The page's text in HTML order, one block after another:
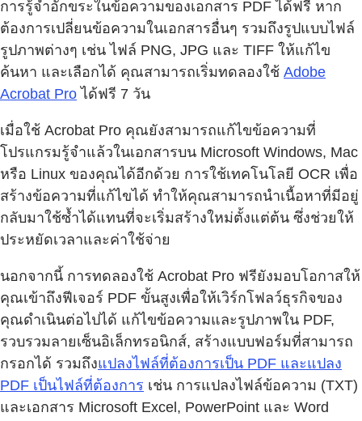
การรู้จำอักขระในข้อความของเอกสาร PDF ได้ฟรี หาก
ต้องการเปลี่ยนข้อความในเอกสารอื่นๆ รวมถึงรูปแบบไฟล์
รูปภาพต่างๆ เช่น ไฟล์ PNG, JPG และ TIFF ให้แก้ไข
ค้นหา และเลือกได้ คุณสามารถเริ่มทดลองใช้ Adobe
Acrobat Pro ได้ฟรี 7 วัน
เมื่อใช้ Acrobat Pro คุณยังสามารถแก้ไขข้อความที่
โปรแกรมรู้จำแล้วในเอกสารบน Microsoft Windows, Mac
หรือ Linux ของคุณได้อีกด้วย การใช้เทคโนโลยี OCR เพื่อ
สร้างข้อความที่แก้ไขได้ ทำให้คุณสามารถนำเนื้อหาที่มีอยู่
กลับมาใช้ซ้ำได้แทนที่จะเริ่มสร้างใหม่ตั้งแต่ต้น ซึ่งช่วยให้
ประหยัดเวลาและค่าใช้จ่าย
นอกจากนี้ การทดลองใช้ Acrobat Pro ฟรียังมอบโอกาสให้
คุณเข้าถึงฟีเจอร์ PDF ขั้นสูงเพื่อให้เวิร์กโฟลว์ธุรกิจของ
คุณดำเนินต่อไปได้ แก้ไขข้อความและรูปภาพใน PDF,
รวบรวมลายเซ็นอิเล็กทรอนิกส์, สร้างแบบฟอร์มที่สามารถ
กรอกได้ รวมถึงแปลงไฟล์ที่ต้องการเป็น PDF และแปลง
PDF เป็นไฟล์ที่ต้องการ เช่น การแปลงไฟล์ข้อความ (TXT)
และเอกสาร Microsoft Excel, PowerPoint และ Word